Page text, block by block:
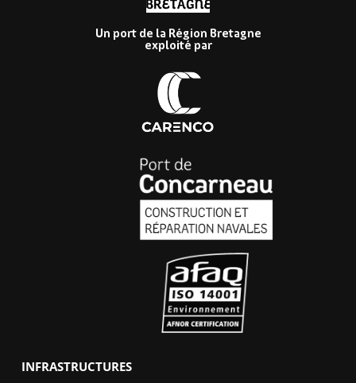
Un port de la Région Bretagne
exploité par
INFRASTRUCTURES